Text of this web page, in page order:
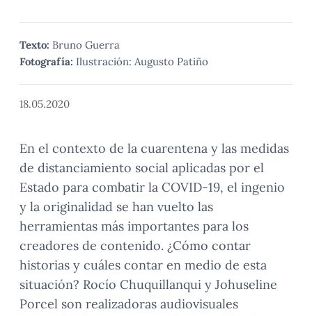
Texto: Bruno Guerra
Fotografía: Ilustración: Augusto Patiño
18.05.2020
En el contexto de la cuarentena y las medidas
de distanciamiento social aplicadas por el
Estado para combatir la COVID-19, el ingenio
y la originalidad se han vuelto las
herramientas más importantes para los
creadores de contenido. ¿Cómo contar
historias y cuáles contar en medio de esta
situación? Rocío Chuquillanqui y Johuseline
Porcel son realizadoras audiovisuales